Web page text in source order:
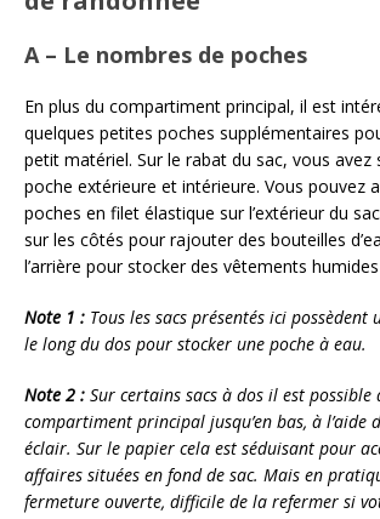
A – Le nombres de poches
En plus du compartiment principal, il est
quelques petites poches supplémentaires
petit matériel. Sur le rabat du sac, vous avez
poche extérieure et intérieure. Vous pouvez
poches en filet élastique sur l’extérieur du
sur les côtés pour rajouter des bouteilles
l’arrière pour stocker des vêtements
Note 1 : Tous les sacs présentés ici
le long du dos pour stocker une poche à eau.
Note 2 : Sur certains sacs à dos il est possible
compartiment principal jusqu’en bas, à l’aide
éclair. Sur le papier cela est séduisant pour
affaires situées en fond de sac. Mais en
fermeture ouverte, difficile de la refermer si